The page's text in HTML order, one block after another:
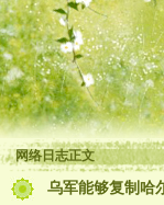
网络日志正文
乌军能够复制哈